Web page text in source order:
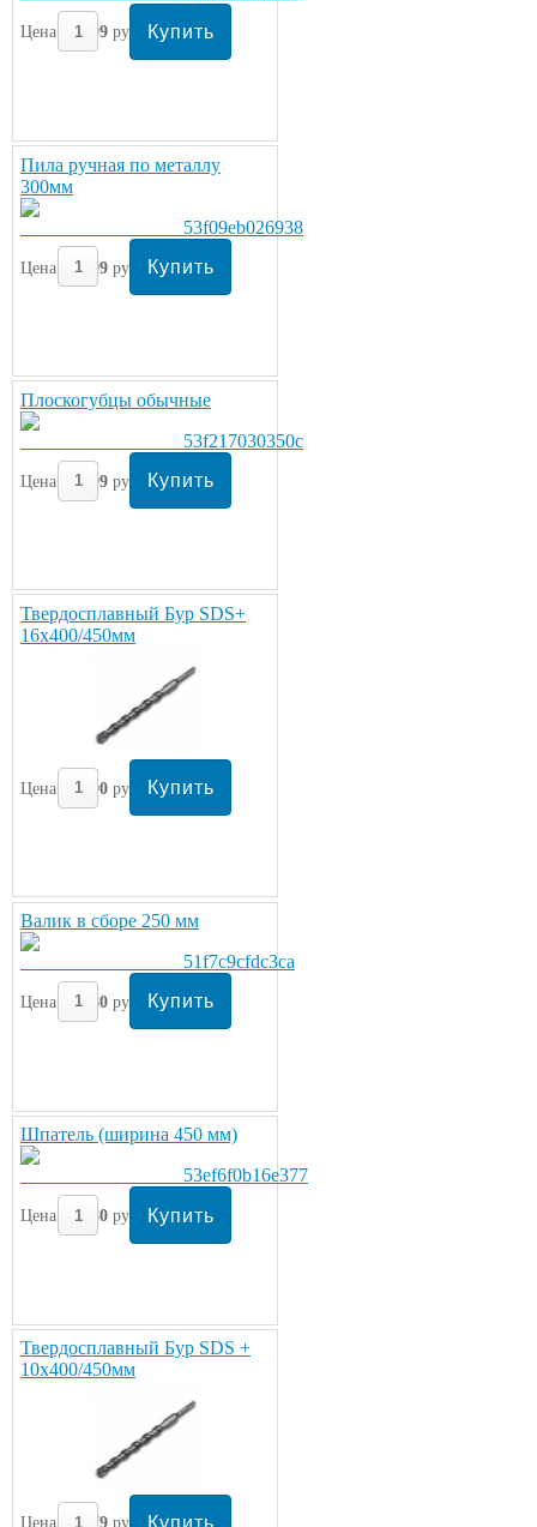
Цена: 299руб/шт.
Пила ручная по металлу
300мм
Цена: 299руб/шт.
Плоскогубцы обычные
Цена: 299руб/шт.
Твердосплавный Бур SDS+
16х400/450мм
Цена: 290руб/шт.
Валик в сборе 250 мм
Цена: 280руб/шт.
Шпатель (ширина 450 мм)
Цена: 280руб/шт.
Твердосплавный Бур SDS +
10х400/450мм
Цена: 279руб/шт.